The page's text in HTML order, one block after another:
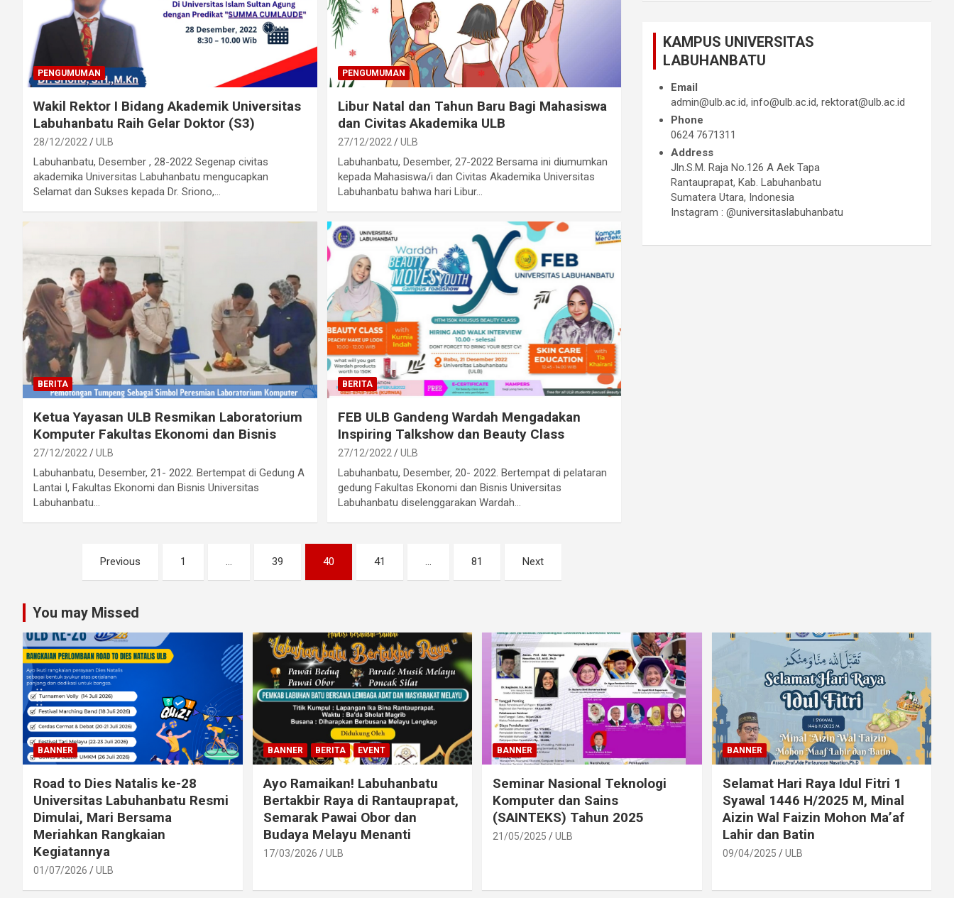
PENGUMUMAN
Wakil Rektor I Bidang Akademik Universitas
Labuhanbatu Raih Gelar Doktor (S3)
28/12/2022 ULB
Labuhanbatu, Desember , 28-2022 Segenap civitas
akademika Universitas Labuhanbatu mengucapkan
Selamat dan Sukses kepada Dr. Sriono,…
PENGUMUMAN
Libur Natal dan Tahun Baru Bagi Mahasiswa
dan Civitas Akademika ULB
27/12/2022 ULB
Labuhanbatu, Desember, 27-2022 Bersama ini diumumkan
kepada Mahasiswa/i dan Civitas Akademika Universitas
Labuhanbatu bahwa hari Libur…
BERITA
Ketua Yayasan ULB Resmikan Laboratorium
Komputer Fakultas Ekonomi dan Bisnis
27/12/2022 ULB
Labuhanbatu, Desember, 21- 2022. Bertempat di Gedung A
Lantai I, Fakultas Ekonomi dan Bisnis Universitas
Labuhanbatu…
BERITA
FEB ULB Gandeng Wardah Mengadakan
Inspiring Talkshow dan Beauty Class
27/12/2022 ULB
Labuhanbatu, Desember, 20- 2022. Bertempat di pelataran
gedung Fakultas Ekonomi dan Bisnis Universitas
Labuhanbatu diselenggarakan Wardah…
pagination
Previous 1 … 39 40 41 … 81 Next
KAMPUS UNIVERSITAS
LABUHANBATU
Email
admin@ulb.ac.id, info@ulb.ac.id, rektorat@ulb.ac.id
Phone
0624 7671311
Address
Jln.S.M. Raja No.126 A Aek Tapa
Rantauprapat, Kab. Labuhanbatu
Sumatera Utara, Indonesia
Instagram : @universitaslabuhanbatu
You may Missed
BANNER
Road to Dies Natalis ke-28
Universitas Labuhanbatu Resmi
Dimulai, Mari Bersama
Meriahkan Rangkaian
Kegiatannya
01/07/2026 ULB
BANNER BERITA EVENT
Ayo Ramaikan! Labuhanbatu
Bertakbir Raya di Rantauprapat,
Semarak Pawai Obor dan
Budaya Melayu Menanti
17/03/2026 ULB
BANNER
Seminar Nasional Teknologi
Komputer dan Sains
(SAINTEKS) Tahun 2025
21/05/2025 ULB
BANNER
Selamat Hari Raya Idul Fitri 1
Syawal 1446 H/2025 M, Minal
Aizin Wal Faizin Mohon Ma’af
Lahir dan Batin
09/04/2025 ULB